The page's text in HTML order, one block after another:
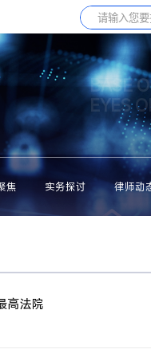
BASE
EYES
焦 实务探讨 律师动
高法院